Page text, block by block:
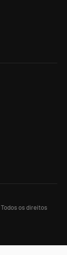
Todos os direitos